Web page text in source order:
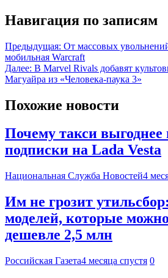
Навигация по записям
Предыдущая: От массовых
мобильная Warcraft
Далее: В Marvel Rivals добавят
Магуайра из «Человека-паука 3»
Похожие новости
Почему такси выгоднее
подписки на Lada Vesta
Национальная Служба Новостей4
Им не грозит
моделей, которые
дешевле 2,5 млн
Российская Газета4 месяца спустя 0